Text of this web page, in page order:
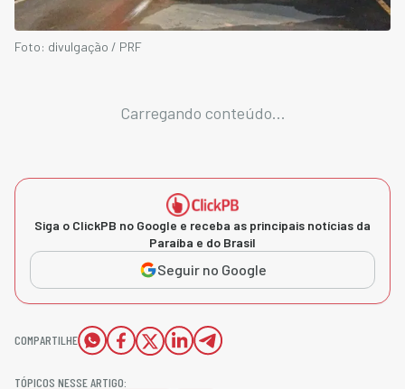
Foto: divulgação / PRF
Carregando conteúdo...
Siga o ClickPB no Google e receba as principais notícias da
Paraíba e do Brasil
Seguir no Google
COMPARTILHE
TÓPICOS NESSE ARTIGO: